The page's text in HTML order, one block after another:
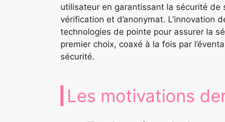
utilisateur en garantissant la sécurité
vérification et d’anonymat.
technologies de pointe pour assurer la
premier choix, coaxé à la fois par
sécurité.
Les motivations